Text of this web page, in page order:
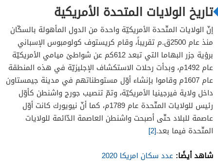
تاريخ الولايات المتحدة الأمريكية
إنّ الولايات المتّحدة الأمريكيّة واحدة من الدول المأهولة بالسكّان
منذ عام 2500ق.م تقريباً، وقام كريستوف كولومبوس الإسباني
برؤية جزر البهاما التي تبعد 612كم عن شواطئ ميامي الأمريكيّة
عام 1492م، وبدأت رحلات الاستكشاف الإجليزيّة في هذه المنطقة
عام 1607م وقاموا بإنشاء أوّل مستوطناتهم في مدينة جيمستاون
داخل ولاية فيرجينيا الأمريكيّة، وتمّ تنصيب جورج واشنطن كأوّل
رئيس للولايات المتّحدة عام 1789م، كما أنّ نيويورك كانت أوّل
عاصمة للبلاد حتّى أصبحت واشنطن العاصمة الدّائمة للولايات
المتّحدة فيما بعد.[2]
شاهد أيضًا: عدد سكان امريكا 2020